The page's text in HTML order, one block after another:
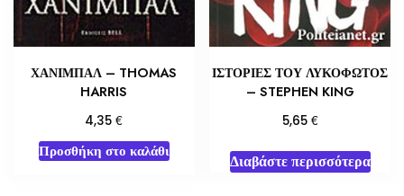
ΧΑΝΙΜΠΑΛ – THOMAS
HARRIS
4,35€
Προσθήκη στο καλάθι
ΙΣΤΟΡΙΕΣ ΤΟΥ ΛΥΚΟΦΩΤΟΣ
– STEPHEN KING
5,65 €
Διαβάστε περισσότερα